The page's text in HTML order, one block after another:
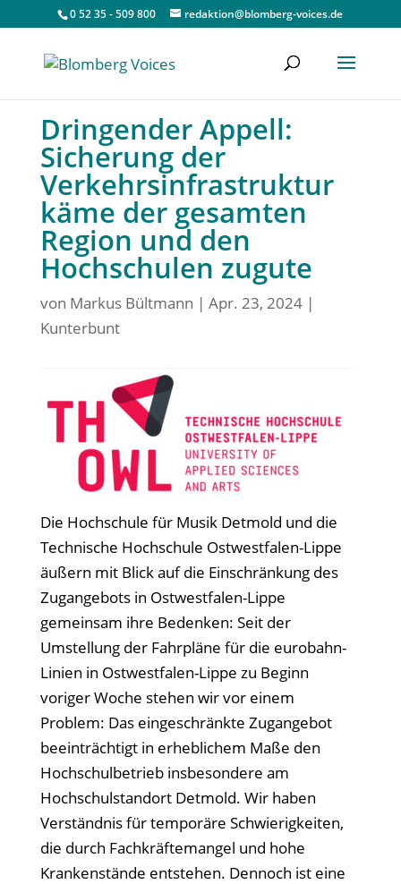
0 52 35 - 509 800 redaktion@blomberg-voices.de
Dringender Appell:
Sicherung der
Verkehrsinfrastruktur
käme der gesamten
Region und den
Hochschulen zugute
von Markus Bültmann | Apr. 23, 2024|
Kunterbunt
Die Hochschule für Musik Detmold und die
Technische Hochschule Ostwestfalen-Lippe
äußern mit Blick auf die Einschränkung des
Zugangebots in Ostwestfalen-Lippe
gemeinsam ihre Bedenken: Seit der
Umstellung der Fahrpläne für die eurobahn-
Linien in Ostwestfalen-Lippe zu Beginn
voriger Woche stehen wir vor einem
Problem: Das eingeschränkte Zugangebot
beeinträchtigt in erheblichem Maße den
Hochschulbetrieb insbesondere am
Hochschulstandort Detmold. Wir haben
Verständnis für temporäre Schwierigkeiten,
die durch Fachkräftemangel und hohe
Krankenstände entstehen. Dennoch ist eine